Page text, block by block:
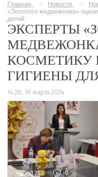
Главная Новости
«Золотого медвежонка»
детей
ЭКСПЕРТЫ
КОСМЕТИКУ
ГИГИЕНЫ
14:26, 19 марта 2024
1251 0